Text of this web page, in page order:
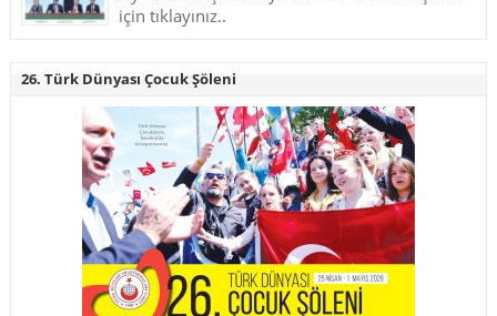
için tıklayınız..
26. Türk Dünyası Çocuk Şöleni